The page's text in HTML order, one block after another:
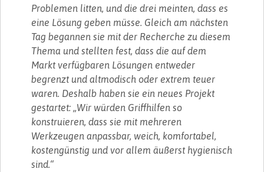
Problemen litten, und die drei meinten, dass es
eine Lösung geben müsse. Gleich am nächsten
Tag begannen sie mit der Recherche zu diesem
Thema und stellten fest, dass die auf dem
Markt verfügbaren Lösungen entweder
begrenzt und altmodisch oder extrem teuer
waren. Deshalb haben sie ein neues Projekt
gestartet: „Wir würden Griffhilfen so
konstruieren, dass sie mit mehreren
Werkzeugen anpassbar, weich, komfortabel,
kostengünstig und vor allem äußerst hygienisch
sind.“